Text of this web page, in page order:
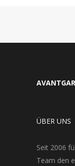
ÜBER UNS
Seit 2006
Team den